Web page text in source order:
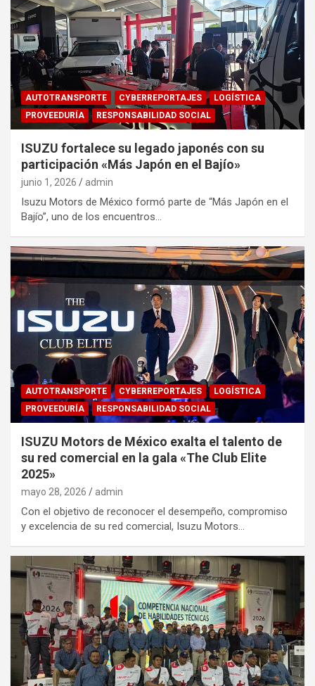
AUTOTRANSPORTE CYBERREPORTAJES
LOGÍSTICA
PROVEEDURÍA
RESPONSABILIDAD SOCIAL
ISUZU fortalece su legado japonés con su
participación «Más Japón en el Bajío»
junio 1, 2026 admin
Isuzu Motors de México formó parte de “Más Japón en el
Bajío”, uno de los encuentros…
AUTOTRANSPORTE CYBERREPORTAJES
LOGÍSTICA
PROVEEDURÍA
RESPONSABILIDAD SOCIAL
ISUZU Motors de México exalta el talento de
su red comercial en la gala «The Club Elite
2025»
mayo 28, 2026 admin
Con el objetivo de reconocer el desempeño, compromiso
y excelencia de su red comercial, Isuzu Motors…